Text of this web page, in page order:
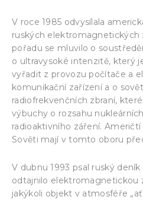
V roce 1985 odvysílala
ruských elektromagnetických
pořadu se mluvilo o
o ultravysoké intenzitě, který
vyřadit z provozu počítače a
komunikační zařízení a o
radiofrekvenčních zbraní,
výbuchy o rozsahu
radioaktivního záření.
Sověti mají v tomto oboru
V dubnu 1993 psal ruský
odtajnilo elektromagnetickou
jakýkoli objekt v atmosféře